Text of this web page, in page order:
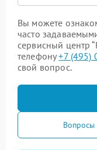
Вы можете
часто
сервисный центр
телефону+7 (495)
свой вопрос.
Вопросы